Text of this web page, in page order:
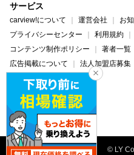
サービス
carview!について 運営会社 お
プライバシーセンター
利用規約
コンテンツ制作ポリシー
著者一覧
広告掲載について
法人加盟店募集
ヘルプ・お問い合わせ
carview! Yahoo! JAPAN
© LY